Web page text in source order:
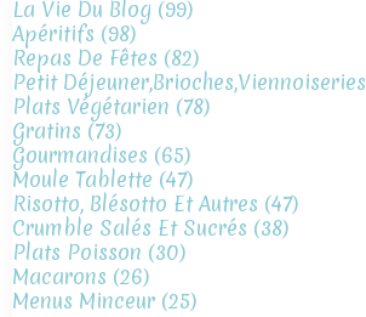
La Vie Du Blog (99)
Apéritifs (98)
Repas De Fêtes (82)
Petit Déjeuner,brioches,viennoiseries
Plats Végétarien (78)
Gratins (73)
Gourmandises (65)
Moule Tablette (47)
Risotto, Blésotto Et Autres (47)
Crumble Salés Et Sucrés (38)
Plats Poisson (30)
Macarons (26)
Menus Minceur (25)